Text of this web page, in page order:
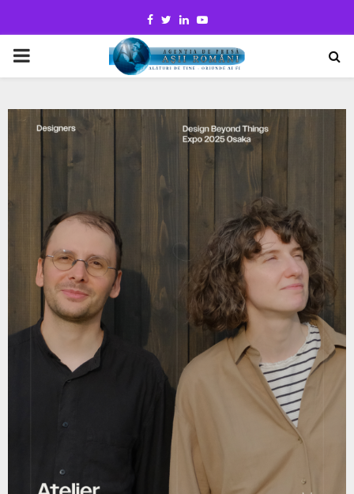
Facebook
TwitterLinkedinYoutube
PRIMARY